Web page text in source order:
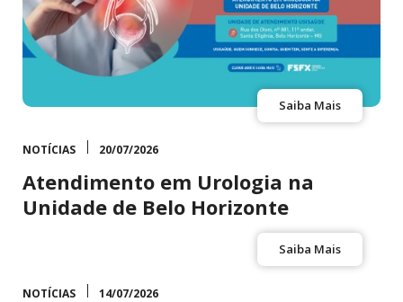
Saiba Mais
NOTÍCIAS 20/07/2026
Atendimento em Urologia na
Unidade de Belo Horizonte
Saiba Mais
NOTÍCIAS 14/07/2026